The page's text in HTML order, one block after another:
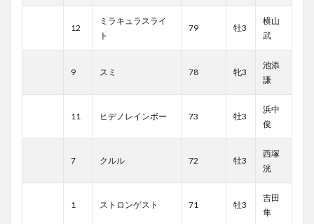
12
ミラキュラスライ
ト
79 牡3
横山
武
9 スミ 78 牝3
池添
謙
11 ヒデノレインボー 73 牡3
浜中
俊
7 クルル 72 牡3
西塚
洸
1 ストロンゲスト 71 牡3
吉田
隼